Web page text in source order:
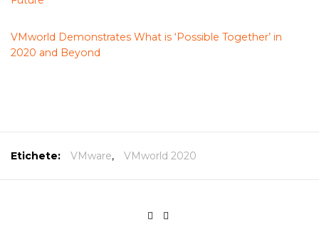
VMworld Demonstrates What is ‘Possible Together’ in
2020 and Beyond
Etichete: VMware, VMworld 2020